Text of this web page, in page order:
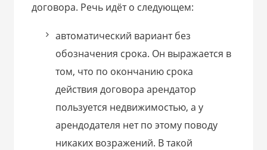
договора. Речь идёт о следующем:
автоматический вариант без
обозначения срока. Он выражается в
том, что по окончанию срока
действия договора арендатор
пользуется недвижимостью, а у
арендодателя нет по этому поводу
никаких возражений. В такой